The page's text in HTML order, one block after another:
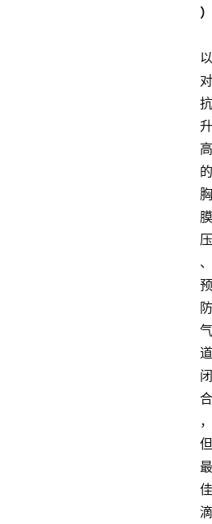
）
以
对
抗
升
高
的
胸
膜
压
、
预
防
气
道
闭
合
，
但
最
佳
滴